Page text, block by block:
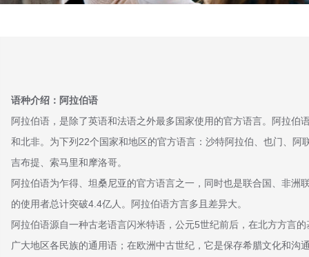
语种介绍 ： 阿拉伯语
阿拉伯语，是除了英语和法语之外最多国家使用的官方语言。阿拉
和北非。为下列22个国家和地区的官方语言：沙特阿拉伯、也门、
吉布提、索马里和摩洛哥。
阿拉伯语为乍得、坦桑尼亚的官方语言之一，同时也是联合国、非
的使用者总计突破4.4亿人。阿拉伯语方言多且差异大。
阿拉伯语源自一种古老语言闪米特语，公元5世纪前后，在北方方言
广大地区各民族的通用语；在欧洲中古世纪，它是保存希腊文化和沟